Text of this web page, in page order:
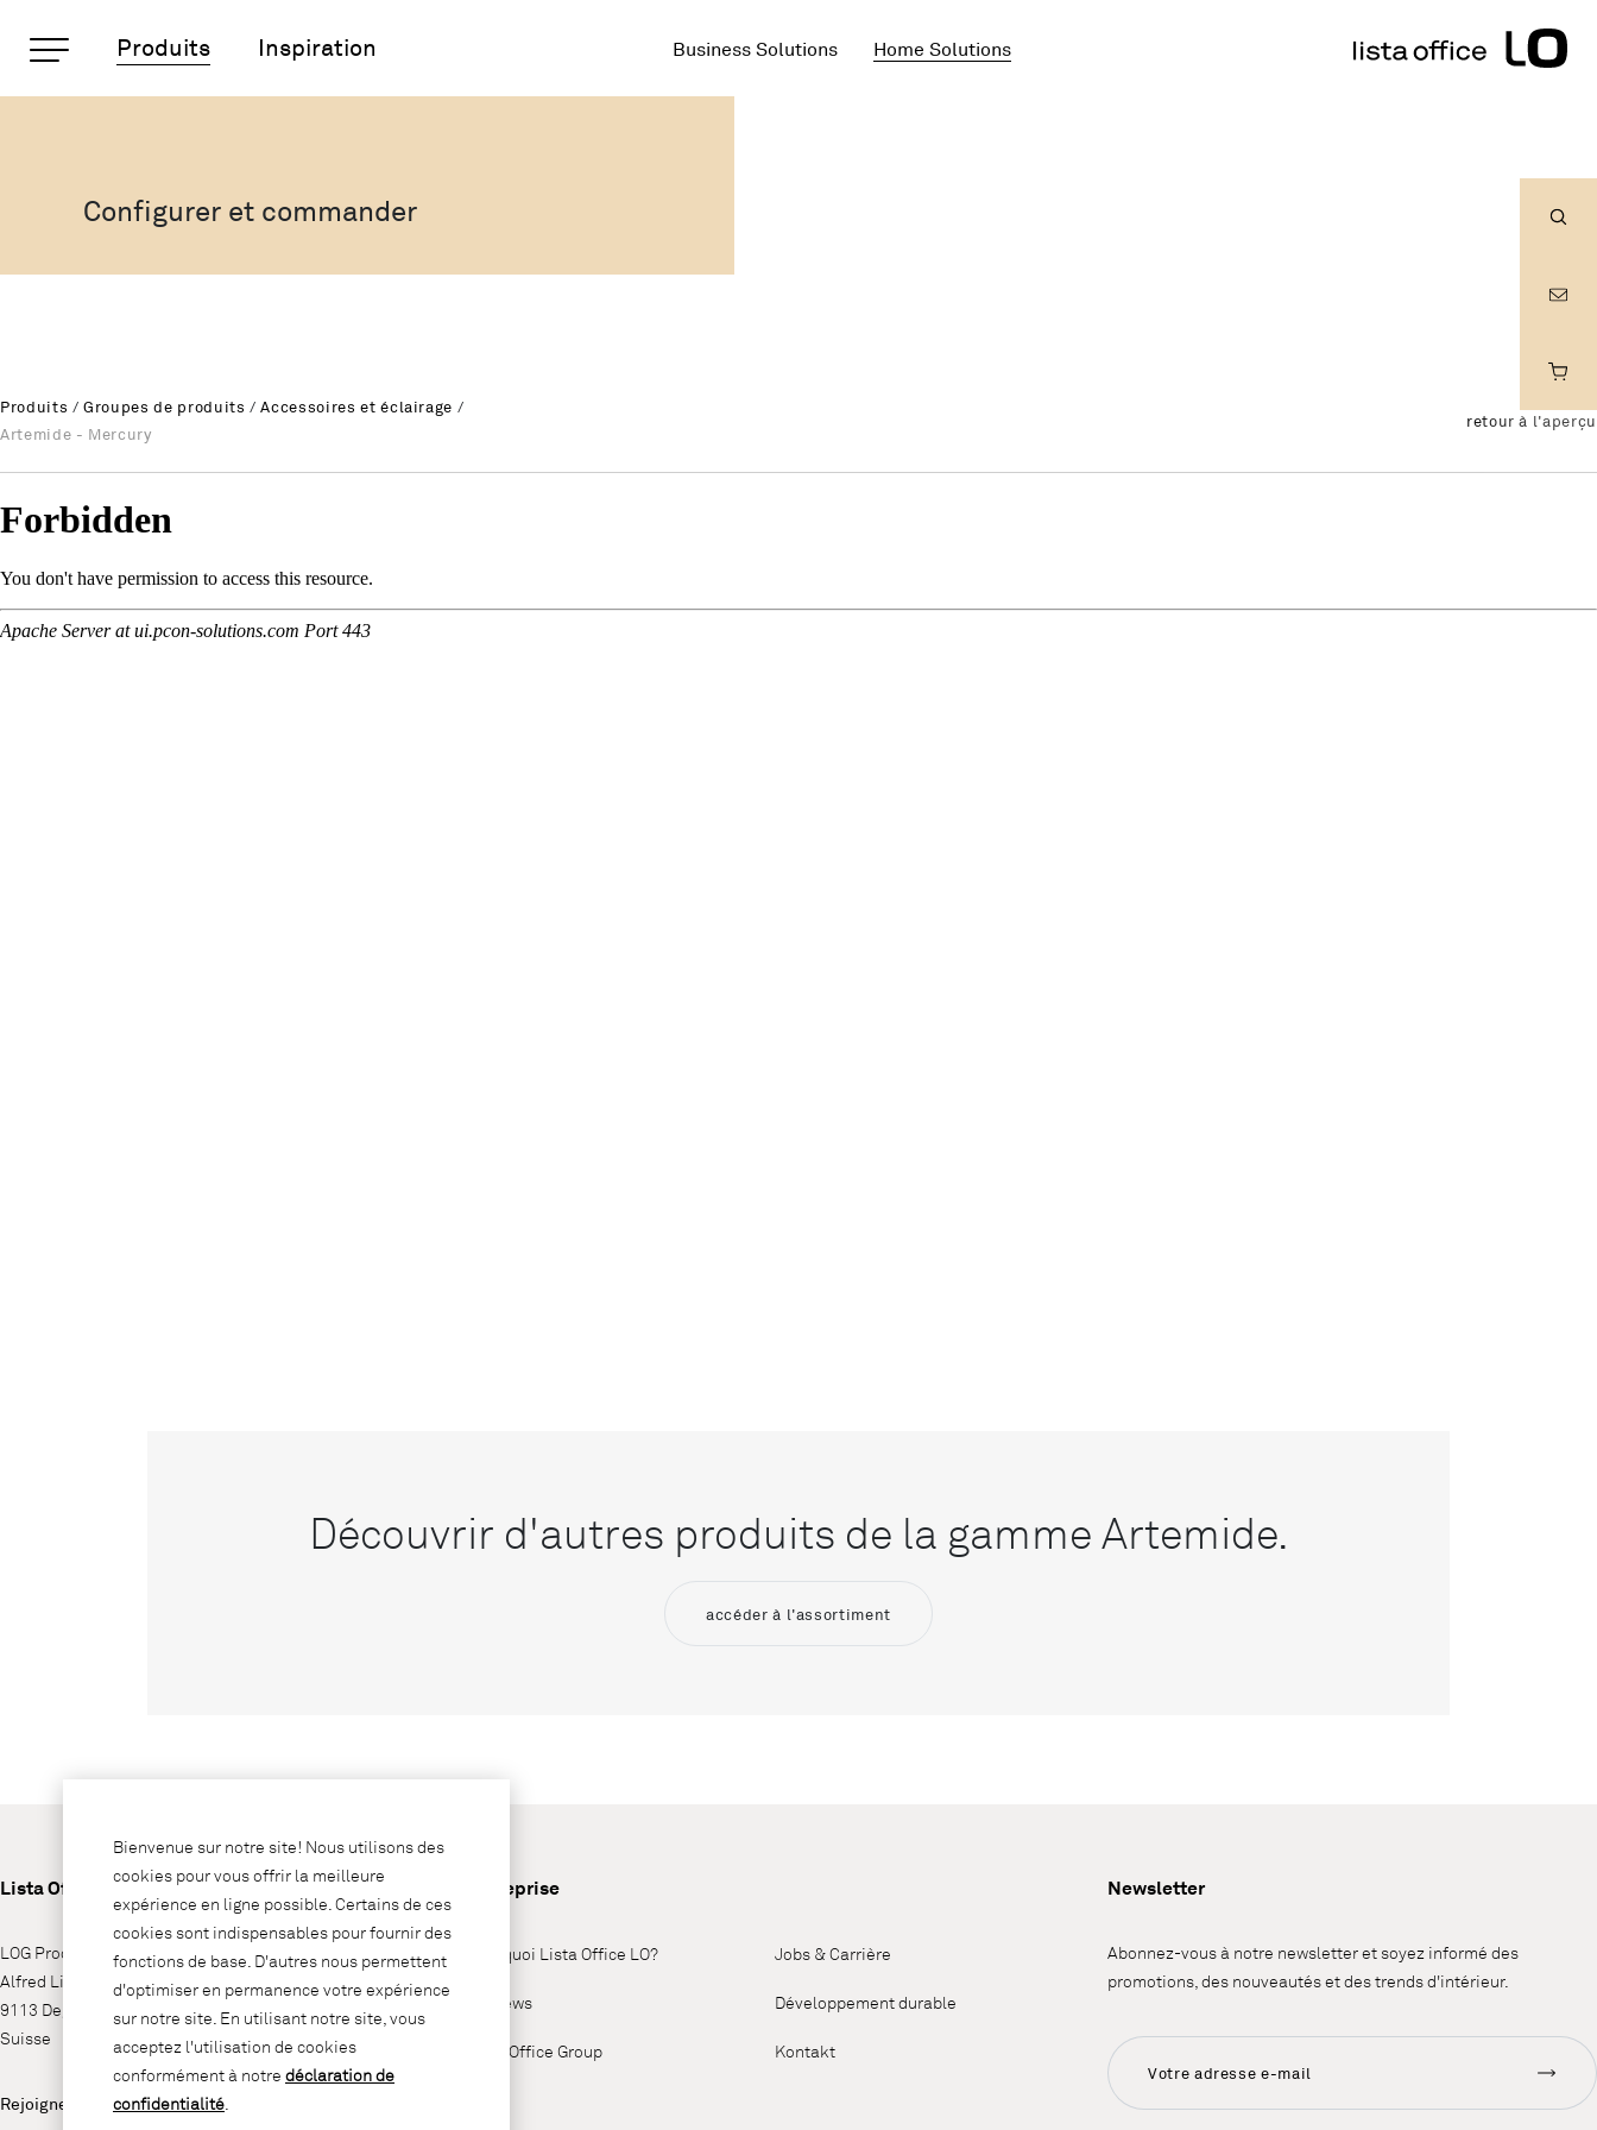
Artemide - Mercury
Pages importantes
Contact
Méta-navigation
Produits Inspiration Business Solutions Home Solutions
Configurer et commander
Produits /Groupes de produits /Accessoires et éclairage /
Artemide - Mercury
retour à l'aperçu
Découvrir d'autres produits de la gamme Artemide.
accéder à l'assortiment
Lista Office LO
LOG Produktions AG
Alfred Lienhard Strasse 2
9113 Degersheim
Suisse
Rejoignez-nous sur
Entreprise
Pourquoi Lista Office LO?
LO News
Lista Office Group
Jobs & Carrière
Développement durable
Kontakt
Newsletter
Abonnez-vous à notre newsletter et soyez informé des
promotions, des nouveautés et des trends d'intérieur.
Bienvenue sur notre site! Nous utilisons des
cookies pour vous offrir la meilleure
expérience en ligne possible. Certains de ces
cookies sont indispensables pour fournir des
fonctions de base. D'autres nous permettent
d'optimiser en permanence votre expérience
sur notre site. En utilisant notre site, vous
acceptez l'utilisation de cookies
conformément à notre déclaration de
confidentialité.